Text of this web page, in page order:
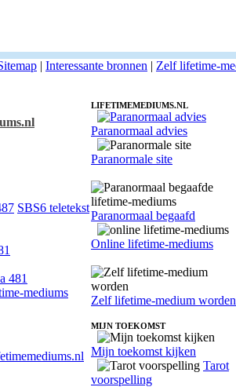
| Interessante bronnen | Zelf lifetime-
SBS6 teletekst
481
LIFETIMEMEDIUMS.NL
Paranormaal advies
Paranormale site
Paranormaal begaafd
Online lifetime-mediums
Zelf lifetime-medium worden
MIJN TOEKOMST
Mijn toekomst kijken
Tarot
voorspelling